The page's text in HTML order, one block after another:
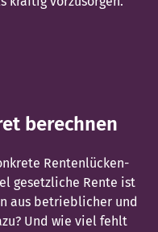
berechnen
Rentenlücken-
gesetzliche Rente ist
aus betrieblicher und
Und wie viel fehlt